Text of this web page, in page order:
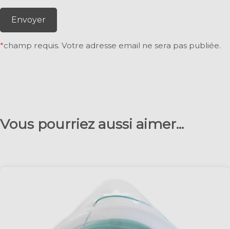
Envoyer
*champ requis. Votre adresse email ne sera pas publiée.
Vous pourriez aussi aimer...